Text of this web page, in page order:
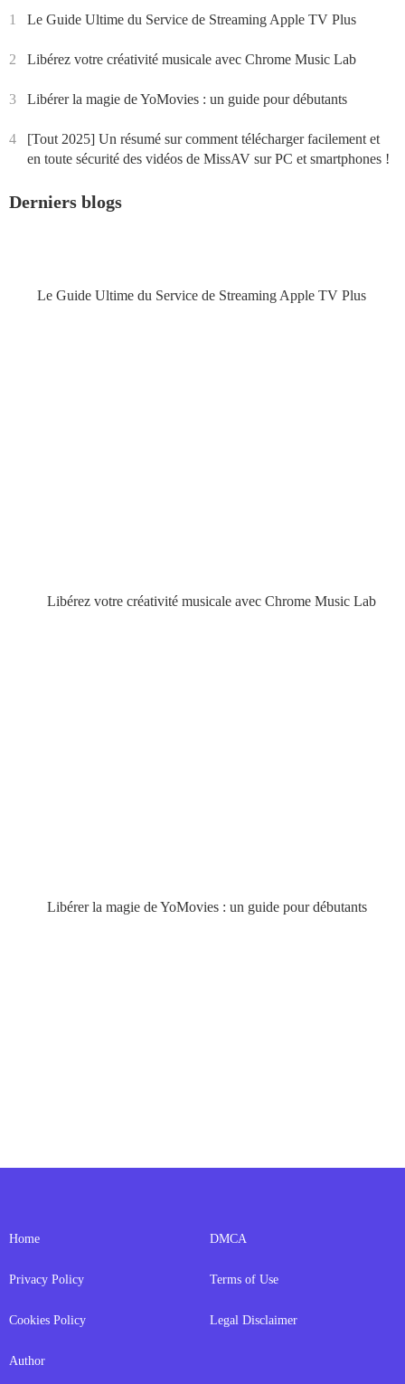
1 Le Guide Ultime du Service de Streaming Apple TV Plus
2 Libérez votre créativité musicale avec Chrome Music Lab
3 Libérer la magie de YoMovies : un guide pour débutants
4
[Tout 2025] Un résumé sur comment télécharger facilement et
en toute sécurité des vidéos de MissAV sur PC et smartphones !
Derniers blogs
Le Guide Ultime du Service de Streaming Apple TV Plus
Libérez votre créativité musicale avec Chrome Music Lab
Libérer la magie de YoMovies : un guide pour débutants
Home
Privacy Policy
Cookies Policy
Author
DMCA
Terms of Use
Legal Disclaimer